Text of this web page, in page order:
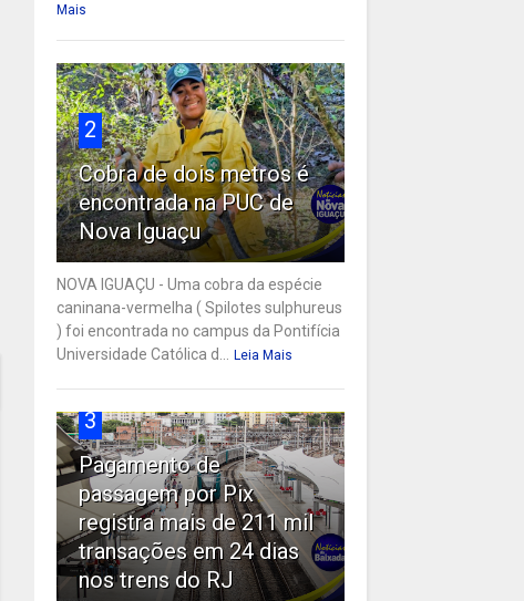
Mais
2
Cobra de dois metros é
encontrada na PUC de
Nova Iguaçu
NOVA IGUAÇU - Uma cobra da espécie
caninana-vermelha ( Spilotes sulphureus
) foi encontrada no campus da Pontifícia
Universidade Católica d...
Leia Mais
3
Pagamento de
passagem por Pix
registra mais de 211 mil
transações em 24 dias
nos trens do RJ